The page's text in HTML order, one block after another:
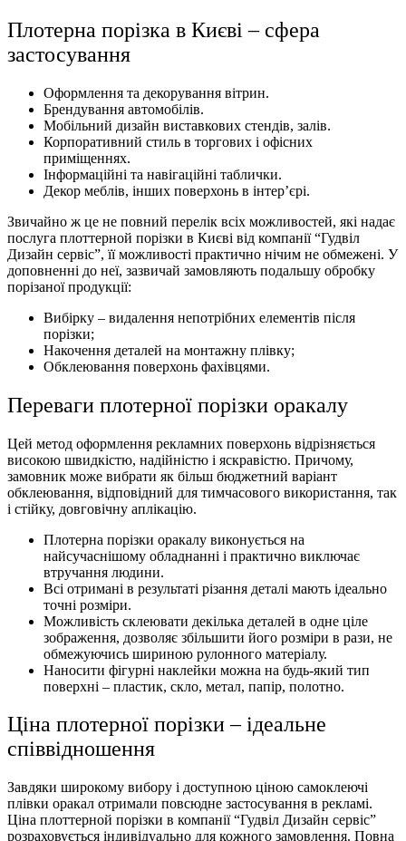
Плотерна порізка в Києві – сфера
застосування
Оформлення та декорування вітрин.
Брендування автомобілів.
Мобільний дизайн виставкових стендів, залів.
Корпоративний стиль в торгових і офісних
приміщеннях.
Інформаційні та навігаційні таблички.
Декор меблів, інших поверхонь в інтер’єрі.
Звичайно ж це не повний перелік всіх можливостей, які надає
послуга плоттерной порізки в Києві від компанії “Гудвіл
Дизайн сервіс”, її можливості практично нічим не обмежені. У
доповненні до неї, зазвичай замовляють подальшу обробку
порізаної продукції:
Вибірку – видалення непотрібних елементів після
порізки;
Накочення деталей на монтажну плівку;
Обклеювання поверхонь фахівцями.
Переваги плотерної порізки оракалу
Цей метод оформлення рекламних поверхонь відрізняється
високою швидкістю, надійністю і яскравістю. Причому,
замовник може вибрати як більш бюджетний варіант
обклеювання, відповідний для тимчасового використання, так
і стійку, довговічну аплікацію.
Плотерна порізки оракалу виконується на
найсучаснішому обладнанні і практично виключає
втручання людини.
Всі отримані в результаті різання деталі мають ідеально
точні розміри.
Можливість склеювати декілька деталей в одне ціле
зображення, дозволяє збільшити його розміри в рази, не
обмежуючись шириною рулонного матеріалу.
Наносити фігурні наклейки можна на будь-який тип
поверхні – пластик, скло, метал, папір, полотно.
Ціна плотерної порізки – ідеальне
співвідношення
Завдяки широкому вибору і доступною ціною самоклеючі
плівки оракал отримали повсюдне застосування в рекламі.
Ціна плоттерной порізки в компанії “Гудвіл Дизайн сервіс”
розраховується індивідуально для кожного замовлення. Повна